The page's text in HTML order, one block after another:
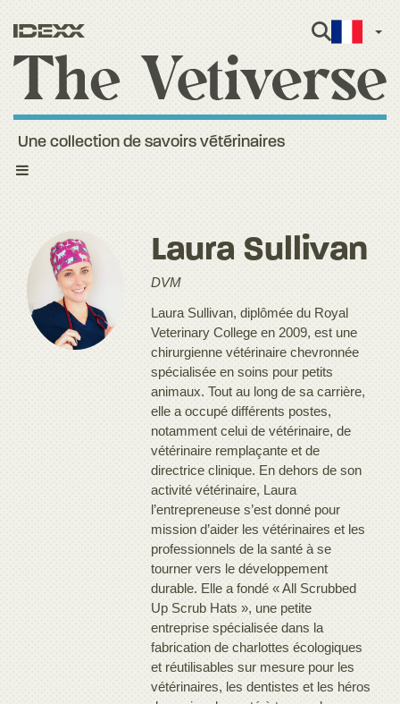
Toggle
Une collection de savoirs vétérinaires
Laura Sullivan
DVM
Laura Sullivan, diplômée du Royal
Veterinary College en 2009, est une
chirurgienne vétérinaire chevronnée
spécialisée en soins pour petits
animaux. Tout au long de sa carrière,
elle a occupé différents postes,
notamment celui de vétérinaire, de
vétérinaire remplaçante et de
directrice clinique. En dehors de son
activité vétérinaire, Laura
l’entrepreneuse s’est donné pour
mission d’aider les vétérinaires et les
professionnels de la santé à se
tourner vers le développement
durable. Elle a fondé « All Scrubbed
Up Scrub Hats », une petite
entreprise spécialisée dans la
fabrication de charlottes écologiques
et réutilisables sur mesure pour les
vétérinaires, les dentistes et les héros